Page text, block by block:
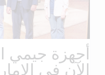
أجهزة جيمي
الآن في